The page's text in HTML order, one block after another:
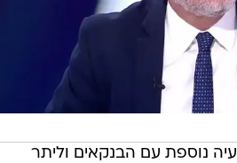
נוספת עם הבנקאים וליתר